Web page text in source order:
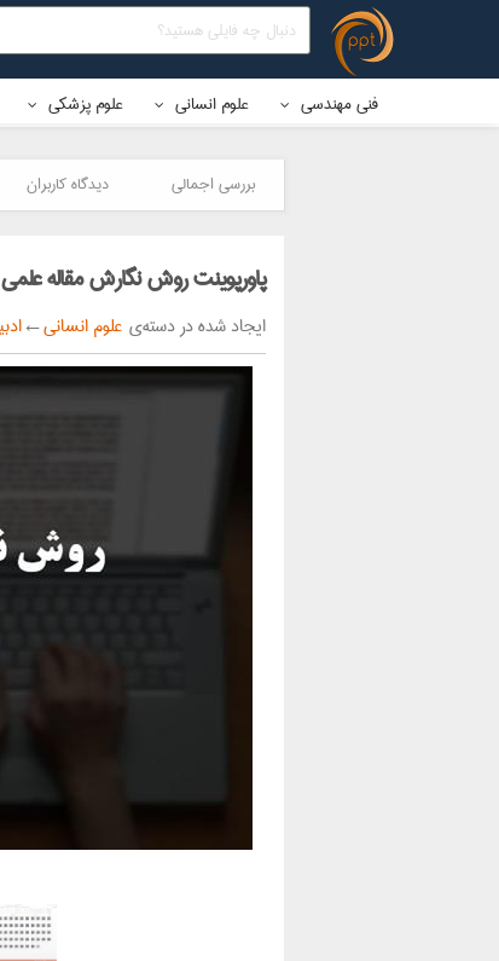
فنی مهندسی علوم انسانی علوم پزشکی
بررسی اجمالی دیدگاه کاربران
پاورپوینت روش نگارش مقاله علمی
ایجاد شده در دسته‌ی علوم انسانی←